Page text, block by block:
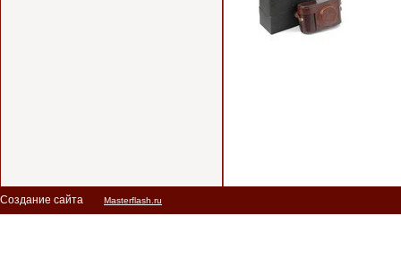
Создание сайта Masterflash.ru